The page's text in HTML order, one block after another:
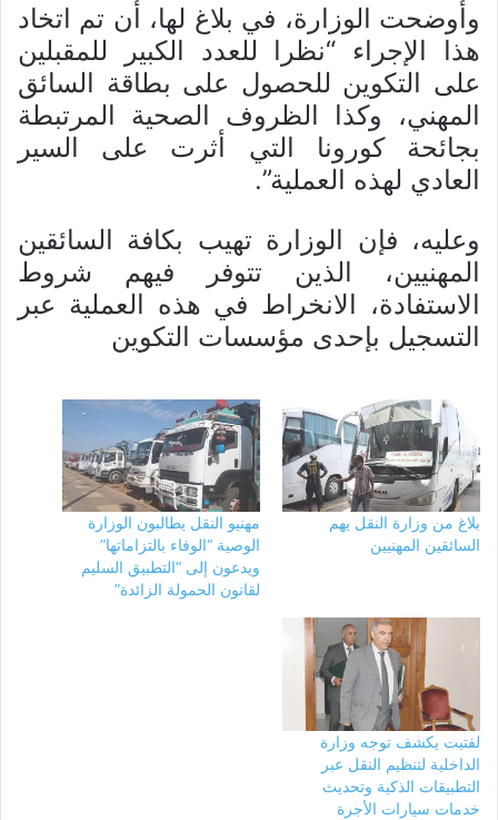
وأوضحت الوزارة، في بلاغ لها، أن تم اتخاد
هذا الإجراء “نظرا للعدد الكبير للمقبلين
على التكوين للحصول على بطاقة السائق
المهني، وكذا الظروف الصحية المرتبطة
بجائحة كورونا التي أثرت على السير
العادي لهذه العملية”.
وعليه، فإن الوزارة تهيب بكافة السائقين
المهنيين، الذين تتوفر فيهم شروط
الاستفادة، الانخراط في هذه العملية عبر
التسجيل بإحدى مؤسسات التكوين
بلاغ من وزارة النقل يهم
السائقين المهنيين
مهنيو النقل يطالبون الوزارة
الوصية “الوفاء بالتزاماتها”
ويدعون إلى “التطبيق السليم
لقانون الحمولة الزائدة”
لفتيت يكشف توجه وزارة
الداخلية لتنظيم النقل عبر
التطبيقات الذكية وتحديث
خدمات سيارات الأجرة